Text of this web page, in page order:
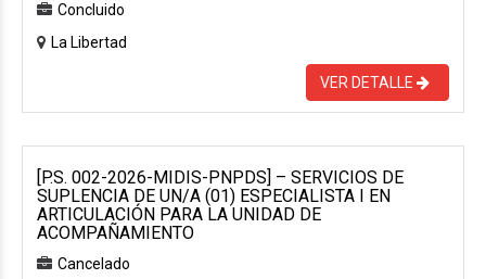
Concluido
La Libertad
VER DETALLE
[P.S. 002-2026-MIDIS-PNPDS] – SERVICIOS DE
SUPLENCIA DE UN/A (01) ESPECIALISTA I EN
ARTICULACIÓN PARA LA UNIDAD DE
ACOMPAÑAMIENTO
Cancelado